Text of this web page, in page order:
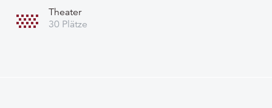
Theater
30 Plätze